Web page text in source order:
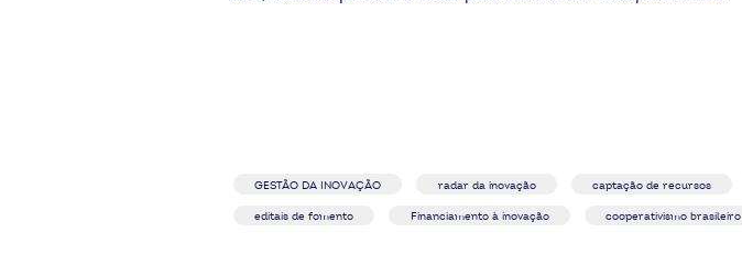
GESTÃO DA INOVAÇÃO radar da inovação captação de recursos
editais de fomento Financiamento à inovação cooperativismo brasileiro